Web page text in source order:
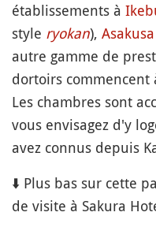
établissements à
style ryokan), Asakusa
autre gamme de
dortoirs commencent
Les chambres sont
vous envisagez d'y
avez connus depuis
⬇️ Plus bas sur cette
de visite à Sakura